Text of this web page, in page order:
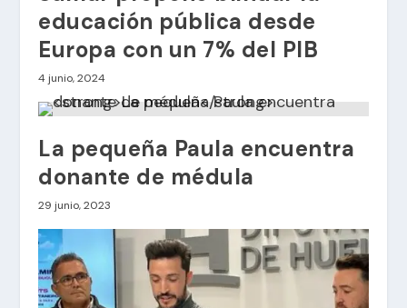
educación pública desde
Europa con un 7% del PIB
4 junio, 2024
La pequeña Paula encuentra
donante de médula
29 junio, 2023